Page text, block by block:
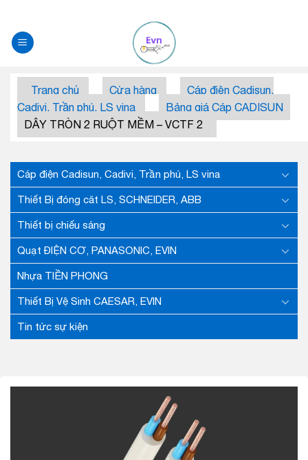
Trang chủ Cửa hàng
Cáp điện Cadisun,
Cadivi, Trần phú, LS vina
Bảng giá Cáp CADISUN
DÂY TRÒN 2 RUỘT MỀM – VCTF 2
Cáp điện Cadisun, Cadivi, Trần phú, LS vina
Thiết Bị đóng căt LS, SCHNEIDER, ABB
Thiết bị chiếu sáng
Quạt ĐIỆN CƠ, PANASONIC, EVIN
Nhựa TIỀN PHONG
Thiết Bị Vệ Sinh CAESAR, EVIN
Tin tức sự kiện